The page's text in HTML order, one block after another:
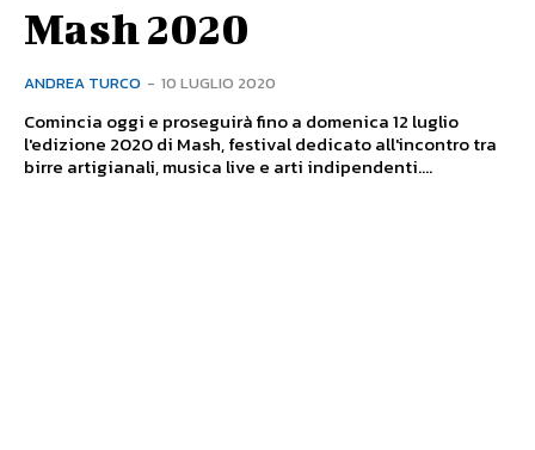
Mash 2020
ANDREA TURCO - 10 LUGLIO 2020
Comincia oggi e proseguirà fino a domenica 12 luglio
l'edizione 2020 di Mash, festival dedicato all'incontro tra
birre artigianali, musica live e arti indipendenti....